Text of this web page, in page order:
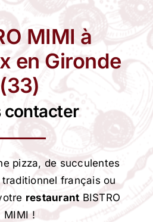
MIMI à
en Gironde
(33)
contacter
pizza, de succulentes
traditionnel français ou
restaurant BISTRO
MIMI !